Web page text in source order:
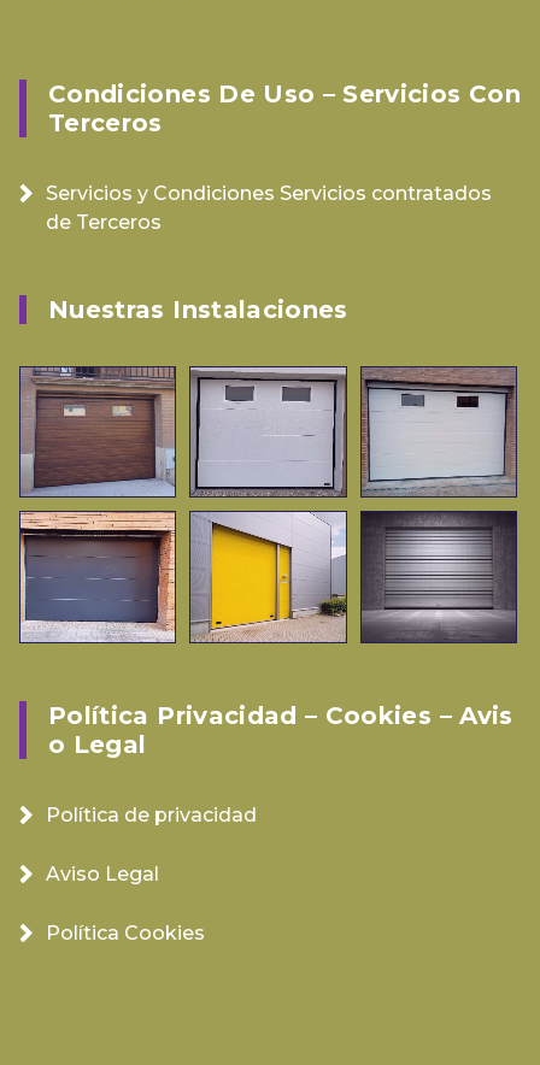
Condiciones De Uso – Servicios Con
Terceros
Servicios y Condiciones Servicios contratados
de Terceros
Nuestras Instalaciones
Política Privacidad – Cookies – Avis
O Legal
Política de privacidad
Aviso Legal
Política Cookies